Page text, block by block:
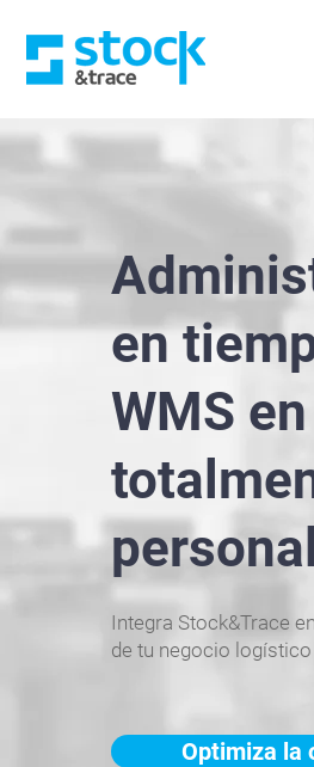
en
WMS
Integra Stock&Trace
de tu negocio logístico
Optimiza la